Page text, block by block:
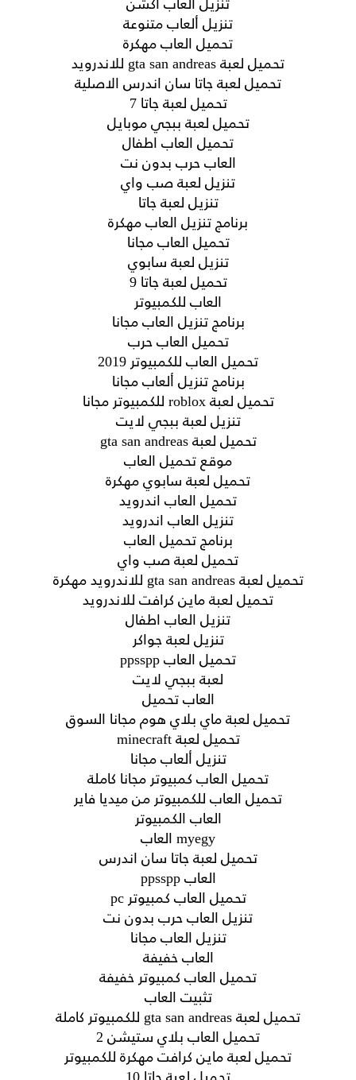
تنزيل ألعاب متنوعة
تحميل العاب مهكرة
تحميل لعبة gta san andreas للاندرويد
تحميل لعبة جاتا سان اندرس الاصلية
تحميل لعبة جاتا 7
تحميل لعبة ببجي موبايل
تحميل العاب اطفال
العاب حرب بدون نت
تنزيل لعبة صب واي
تنزيل لعبة جاتا
برنامج تنزيل العاب مهكرة
تحميل العاب مجانا
تنزيل لعبة سابوي
تحميل لعبة جاتا 9
العاب للكمبيوتر
برنامج تنزيل العاب مجانا
تحميل العاب حرب
تحميل العاب للكمبيوتر 2019
برنامج تنزيل ألعاب مجانا
تحميل لعبة roblox للكمبيوتر مجانا
تنزيل لعبة ببجي لايت
تحميل لعبة gta san andreas
موقع تحميل العاب
تحميل لعبة سابوي مهكرة
تحميل العاب اندرويد
تنزيل العاب اندرويد
برنامج تحميل العاب
تحميل لعبة صب واي
تحميل لعبة gta san andreas للاندرويد مهكرة
تحميل لعبة ماين كرافت للاندرويد
تنزيل العاب اطفال
تنزيل لعبة جواكر
تحميل العاب ppsspp
لعبة ببجي لايت
العاب تحميل
تحميل لعبة ماي بلاي هوم مجانا السوق
تحميل لعبة minecraft
تنزيل ألعاب مجانا
تحميل العاب كمبيوتر مجانا كاملة
تحميل العاب للكمبيوتر من ميديا فاير
العاب الكمبيوتر
myegy العاب
تحميل لعبة جاتا سان اندرس
العاب ppsspp
تحميل العاب كمبيوتر pc
تنزيل العاب حرب بدون نت
تنزيل العاب مجانا
العاب خفيفة
تحميل العاب كمبيوتر خفيفة
تثبيت العاب
تحميل لعبة gta san andreas للكمبيوتر كاملة
تحميل العاب بلاي ستيشن 2
تحميل لعبة ماين كرافت مهكرة للكمبيوتر